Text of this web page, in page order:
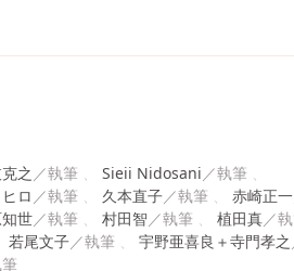
之
Sieii Nidosani
ロ 久本直子
赤崎正一
世 村田智
植田真
若尾文子
宇野亜喜良＋寺門孝之